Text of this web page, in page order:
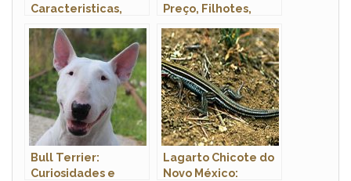
Caracteristicas,
Criar e Fotos
Preço, Filhotes,
Bull Terrier:
Curiosidades e
Lagarto Chicote do
Novo México: